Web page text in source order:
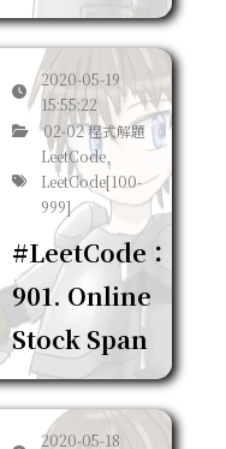
2020-05-19
15:55:22
02-02 程式解題
LeetCode,
LeetCode[100-
999]
#LeetCode：
901. Online
Stock Span
2020-05-18